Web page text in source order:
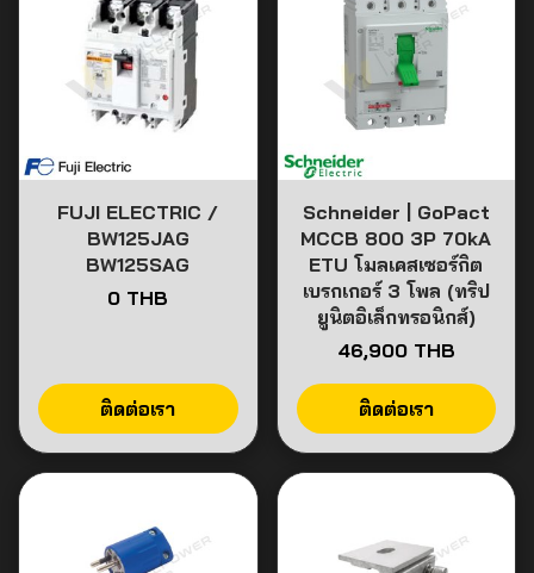
FUJI ELECTRIC /
BW125JAG
BW125SAG
0 THB
ติดต่อเรา
Schneider | GoPact
MCCB 800 3P 70kA
ETU โมลเคสเซอร์กิต
เบรกเกอร์ 3 โพล (ทริป
ยูนิตอิเล็กทรอนิกส์)
46,900 THB
ติดต่อเรา